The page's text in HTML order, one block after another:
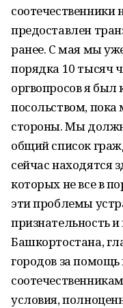
соотечественники
предоставлен
ранее. С мая мы
порядка 10 тысяч
оргвопросов я
посольством,
стороны. Мы
общий список
сейчас находятся
которых не все в
эти проблемы
признательность
Башкортостана,
городов за
условия,